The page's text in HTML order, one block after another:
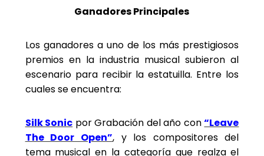
Ganadores Principales
Los ganadores a uno de los más prestigiosos
premios en la industria musical subieron al
escenario para recibir la estatuilla. Entre los
cuales se encuentra:
Silk Sonic por Grabación del año con“Leave
The Door Open”, y los compositores del
tema musical en la categoría que realza el